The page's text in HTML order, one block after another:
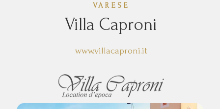
VARESE
Villa Caproni
www.villacaproni.it